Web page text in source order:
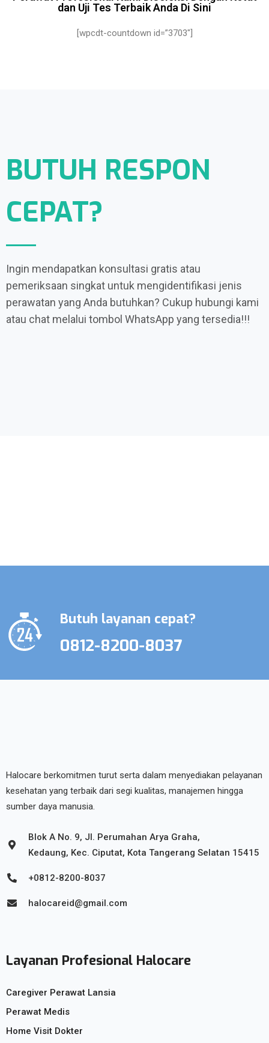
dan Uji Tes Terbaik Anda Di Sini
[wpcdt-countdown id=”3703″]
BUTUH RESPON
CEPAT?
Ingin mendapatkan konsultasi gratis atau
pemeriksaan singkat untuk mengidentifikasi jenis
perawatan yang Anda butuhkan? Cukup hubungi kami
atau chat melalui tombol WhatsApp yang tersedia!!!
Butuh layanan cepat?
0812-8200-8037
Halocare berkomitmen turut serta dalam menyediakan pelayanan
kesehatan yang terbaik dari segi kualitas, manajemen hingga
sumber daya manusia.
Blok A No. 9, Jl. Perumahan Arya Graha,
Kedaung, Kec. Ciputat, Kota Tangerang Selatan 15415
+0812-8200-8037
halocareid@gmail.com
Layanan Profesional Halocare
Caregiver Perawat Lansia
Perawat Medis
Home Visit Dokter